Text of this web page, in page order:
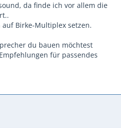
da finde ich vor allem die
Birke-Multiplex setzen.
du bauen möchtest
für passendes